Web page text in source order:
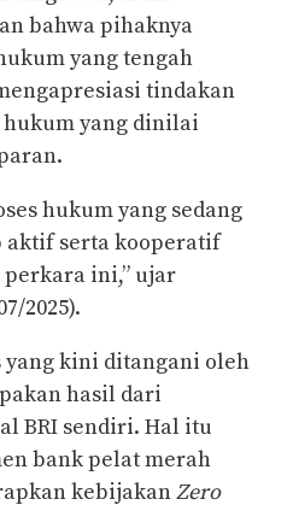
bahwa pihaknya
yang tengah
tindakan
yang dinilai
hukum yang sedang
aktif serta kooperatif
ini,” ujar
2025).
yang kini ditangani oleh
hasil dari
BRI sendiri. Hal itu
bank pelat merah
kebijakanZero